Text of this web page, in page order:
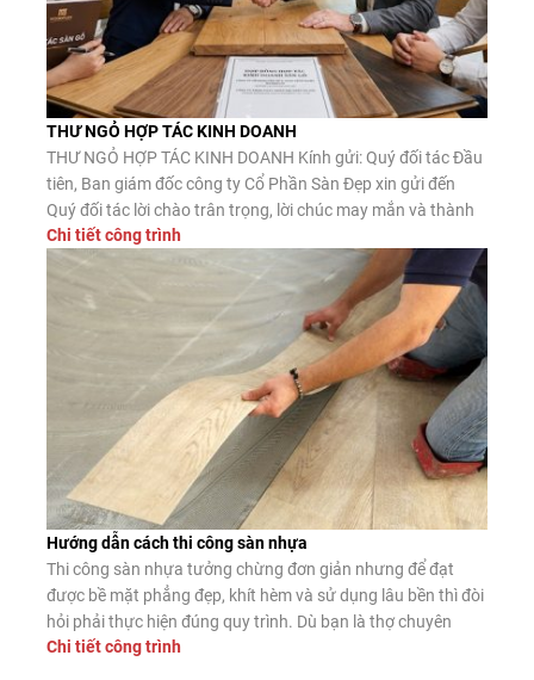
THƯ NGỎ HỢP TÁC KINH DOANH
THƯ NGỎ HỢP TÁC KINH DOANH Kính gửi: Quý đối tác Đầu
tiên, Ban giám đốc công ty Cổ Phần Sàn Đẹp xin gửi đến
Quý đối tác lời chào trân trọng, lời chúc may mắn và thành
công. Công ty CP Sàn Đẹp là đơn vị nhập khẩu, phân phối
sàn gỗ công nghiệp, […]
Chi tiết công trình
Hướng dẫn cách thi công sàn nhựa
Thi công sàn nhựa tưởng chừng đơn giản nhưng để đạt
được bề mặt phẳng đẹp, khít hèm và sử dụng lâu bền thì đòi
hỏi phải thực hiện đúng quy trình. Dù bạn là thợ chuyên
nghiệp hay tự lát tại nhà, nắm vững các bước lắp đặt chuẩn
Chi tiết công trình